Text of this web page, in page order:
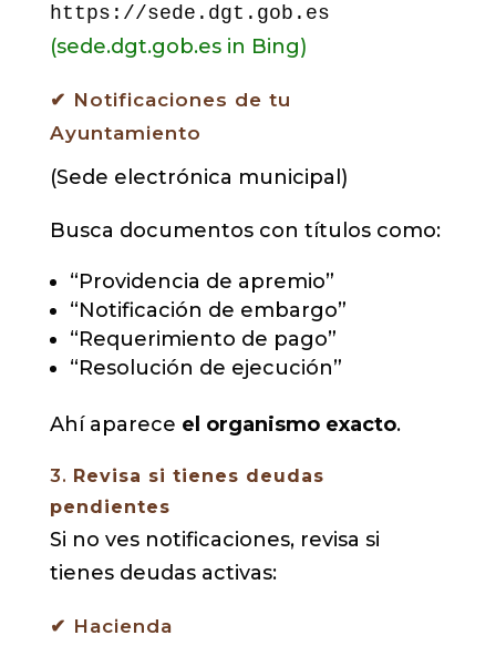
https://sede.dgt.gob.es
(sede.dgt.gob.es in Bing)
✔ Notificaciones de tu
Ayuntamiento
(Sede electrónica municipal)
Busca documentos con títulos como:
“Providencia de apremio”
“Notificación de embargo”
“Requerimiento de pago”
“Resolución de ejecución”
Ahí aparece el organismo exacto.
3. Revisa si tienes deudas
pendientes
Si no ves notificaciones, revisa si
tienes deudas activas:
✔ Hacienda